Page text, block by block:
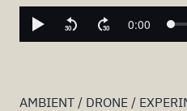
AMBIENT / DRONE /